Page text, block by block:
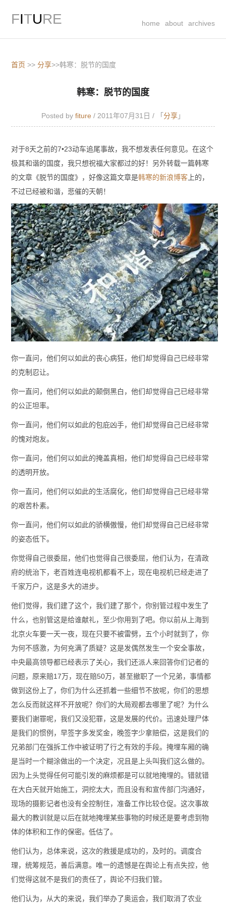
FITURE home about archives
首页 >>分享>>韩寒：脱节的国度
韩寒：脱节的国度
Posted by fiture / 2011年07月31日 / 「 分享 」
对于8天之前的7•23动车追尾事故，我不想发表任何意见。在这个
极其和谐的国度，我只想祝福大家都过的好！另外转载一篇韩寒
的文章《脱节的国度》，好像这篇文章是韩寒的新浪博客 上的，
不过已经被和谐，悲催的天朝！
你一直问，他们何以如此的丧心病狂，他们却觉得自己已经非常
的克制忍让。
你一直问，他们何以如此的颠倒黑白，他们却觉得自己已经非常
的公正坦率。
你一直问，他们何以如此的包庇凶手，他们却觉得自己已经非常
的愧对炮友。
你一直问，他们何以如此的掩盖真相，他们却觉得自己已经非常
的透明开放。
你一直问，他们何以如此的生活腐化，他们却觉得自己已经非常
的艰苦朴素。
你一直问，他们何以如此的骄横傲慢，他们却觉得自己已经非常
的姿态低下。
你觉得自己很委屈，他们也觉得自己很委屈，他们认为，在清政
府的统治下，老百姓连电视机都看不上，现在电视机已经走进了
千家万户，这是多大的进步。
他们觉得，我们建了这个，我们建了那个，你别管过程中发生了
什么，也别管这是给谁献礼，至少你用到了吧。你以前从上海到
北京火车要一天一夜，现在只要不被雷劈，五个小时就到了，你
为何不感激，为何充满了质疑？这是发偶然发生一个安全事故，
中央最高领导都已经表示了关心，我们还派人来回答你们记者的
问题，原来赔17万，现在赔50万，甚至撤职了一个兄弟，事情都
做到这份上了，你们为什么还抓着一些细节不放呢，你们的思想
怎么反而就这样不开放呢？你们的大局观都去哪里了呢？为什么
要我们谢罪呢，我们又没犯罪，这是发展的代价。迅速处理尸体
是我们的惯例，早签字多发奖金，晚签字少拿赔偿，这是我们的
兄弟部门在强拆工作中被证明了行之有效的手段。掩埋车厢的确
是当时一个糊涂做出的一个决定，况且是上头叫我们这么做的。
因为上头觉得任何可能引发的麻烦都是可以就地掩埋的。错就错
在大白天就开始施工，洞挖太大，而且没有和宣传部门沟通好，
现场的摄影记者也没有全控制住，准备工作比较仓促。这次事故
最大的教训就是以后在就地掩埋某些事物的时候还是要考虑到物
体的体积和工作的保密。低估了。
他们认为，总体来说，这次的救援是成功的，及时的。调度合
理，统筹规范，善后满意。唯一的遗憾是在舆论上有点失控，他
们觉得这就不是我们的责任了，舆论不归我们管。
他们认为，从大的来说，我们举办了奥运会，我们取消了农业